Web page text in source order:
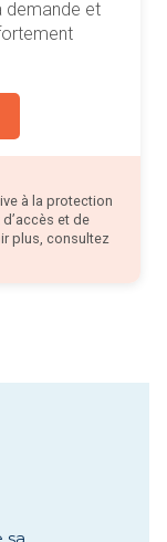
demande et
à la protection
et de
plus, consultez